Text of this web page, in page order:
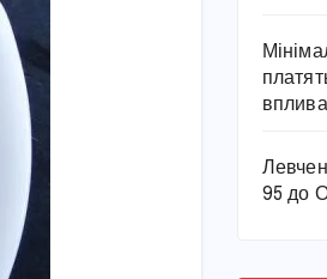
95 до